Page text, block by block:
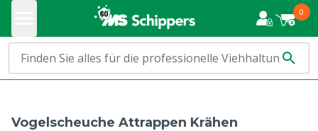
0
Vogelscheuche Attrappen Krähen